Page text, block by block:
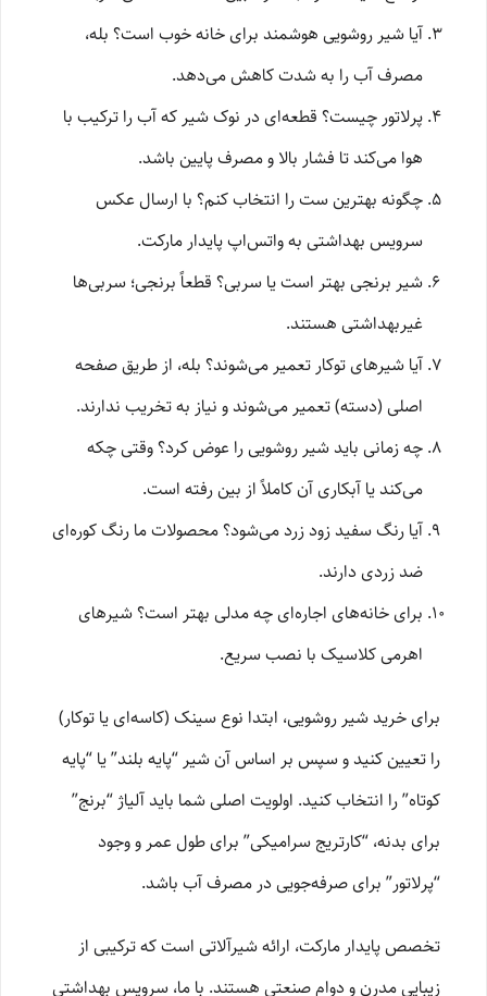
آیا شیر روشویی هوشمند برای خانه خوب است؟ بله،
مصرف آب را به شدت کاهش می‌دهد.
پرلاتور چیست؟ قطعه‌ای در نوک شیر که آب را ترکیب با
هوا می‌کند تا فشار بالا و مصرف پایین باشد.
چگونه بهترین ست را انتخاب کنم؟ با ارسال عکس
سرویس بهداشتی به واتس‌اپ پایدار مارکت.
شیر برنجی بهتر است یا سربی؟ قطعاً برنجی؛ سربی‌ها
غیربهداشتی هستند.
آیا شیرهای توکار تعمیر می‌شوند؟ بله، از طریق صفحه
اصلی (دسته) تعمیر می‌شوند و نیاز به تخریب ندارند.
چه زمانی باید شیر روشویی را عوض کرد؟ وقتی چکه
می‌کند یا آبکاری آن کاملاً از بین رفته است.
آیا رنگ سفید زود زرد می‌شود؟ محصولات ما رنگ کوره‌ای
ضد زردی دارند.
برای خانه‌های اجاره‌ای چه مدلی بهتر است؟ شیرهای
اهرمی کلاسیک با نصب سریع.
برای خرید شیر روشویی، ابتدا نوع سینک (کاسه‌ای یا توکار)
را تعیین کنید و سپس بر اساس آن شیر “پایه بلند” یا “پایه
کوتاه” را انتخاب کنید. اولویت اصلی شما باید آلیاژ “برنج”
برای بدنه، “کارتریج سرامیکی” برای طول عمر و وجود
“پرلاتور” برای صرفه‌جویی در مصرف آب باشد.
تخصص پایدار مارکت، ارائه شیرآلاتی است که ترکیبی از
زیبایی مدرن و دوام صنعتی هستند. با ما، سرویس بهداشتی